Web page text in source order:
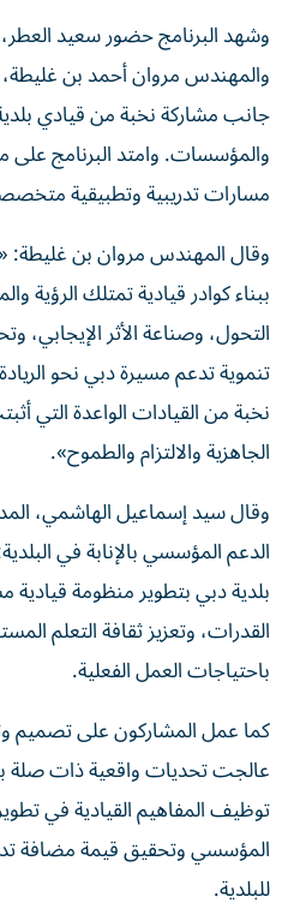
وشهد البرنامج حضور سعيد
والمهندس مروان أحمد بن غليطة،
جانب مشاركة نخبة من قيادي
والمؤسسات. وامتد البرنامج
مسارات تدريبية وتطبيقية
وقال المهندس مروان بن غليطة:
ببناء كوادر قيادية تمتلك الرؤية
التحول، وصناعة الأثر
تنموية تدعم مسيرة دبي نحو
نخبة من القيادات الواعدة التي
الجاهزية والالتزام والطموح».
وقال سيد إسماعيل الهاشمي،
الدعم المؤسسي بالإنابة في
بلدية دبي بتطوير منظومة قيادية
القدرات، وتعزيز ثقافة التعلم
باحتياجات العمل الفعلية.
كما عمل المشاركون على تصميم
عالجت تحديات واقعية ذات صلة
توظيف المفاهيم القيادية في
المؤسسي وتحقيق قيمة مضافة
للبلدية.